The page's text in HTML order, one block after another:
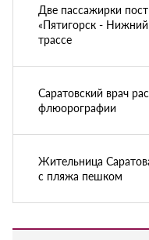
Две пассажирки
«Пятигорск -
трассе
Саратовский врач
флюорографии
Жительница
с пляжа пешком